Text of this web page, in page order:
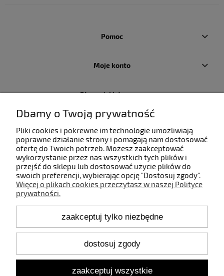
Pomoc
Moje konto
Płatności i dostawa
O nas
Kontakt
+48 660 808 853
Pon.-Pt. 9:00-17:00
Sob. 10:00-12:00
shop@idealbodylight.com.pl
Dbamy o Twoją prywatność
Pliki cookies i pokrewne im technologie umożliwiają
poprawne działanie strony i pomagają nam dostosować
ofertę do Twoich potrzeb. Możesz zaakceptować
wykorzystanie przez nas wszystkich tych plików i
przejść do sklepu lub dostosować użycie plików do
swoich preferencji, wybierając opcję "Dostosuj zgody".
Więcej o plikach cookies przeczytasz w naszej Polityce
prywatności.
zaakceptuj tylko niezbędne
dostosuj zgody
zaakceptuj wszystkie